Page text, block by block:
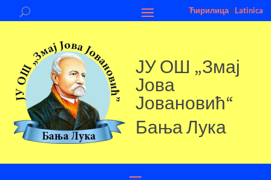
Ћирилица| Latinica
ЈУ ОШ „Змај
Јова
Јовановић“
Бања Лука